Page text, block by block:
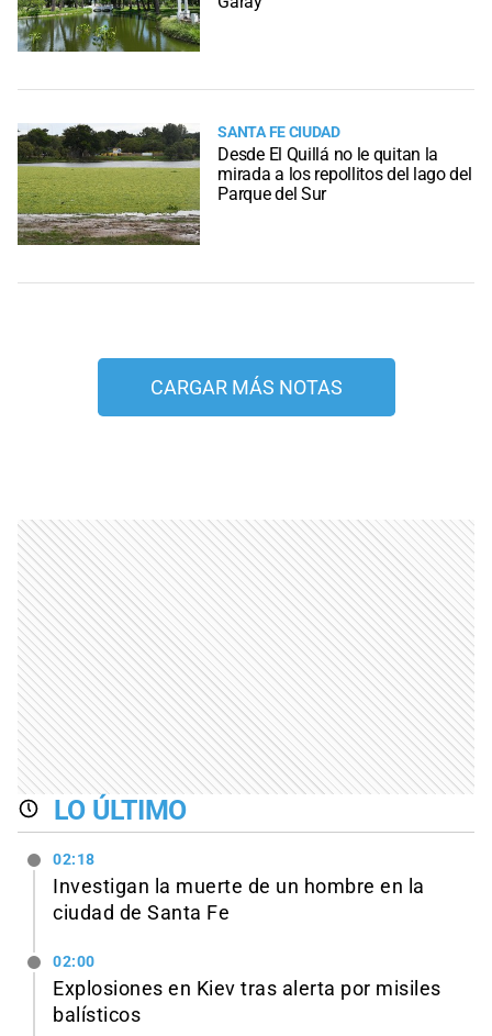
SANTA FE CIUDAD
Desde El Quillá no le quitan la
mirada a los repollitos del lago del
Parque del Sur
CARGAR MÁS NOTAS
LO ÚLTIMO
02:18
Investigan la muerte de un hombre en la
ciudad de Santa Fe
02:00
Explosiones en Kiev tras alerta por misiles
balísticos